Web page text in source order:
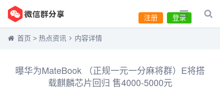
登录
注册
首页 > 热点资讯 内容详情
曝华为MateBook （正规一元一分麻将群）E将搭
载麒麟芯片回归 售4000-5000元